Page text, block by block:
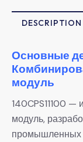
DESCRIPTION
Основные
модуль
140CPS11100 —
модуль,
промышленных